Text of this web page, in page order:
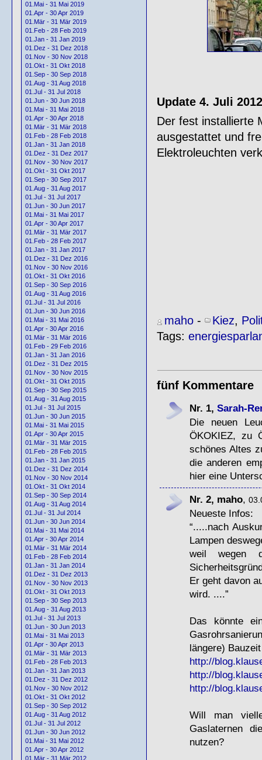
01.Mai - 31 Mai 2019
01.Apr - 30 Apr 2019
01.Mär - 31 Mär 2019
01.Feb - 28 Feb 2019
01.Jan - 31 Jan 2019
01.Dez - 31 Dez 2018
01.Nov - 30 Nov 2018
01.Okt - 31 Okt 2018
01.Sep - 30 Sep 2018
01.Aug - 31 Aug 2018
01.Jul - 31 Jul 2018
01.Jun - 30 Jun 2018
01.Mai - 31 Mai 2018
01.Apr - 30 Apr 2018
01.Mär - 31 Mär 2018
01.Feb - 28 Feb 2018
01.Jan - 31 Jan 2018
01.Dez - 31 Dez 2017
01.Nov - 30 Nov 2017
01.Okt - 31 Okt 2017
01.Sep - 30 Sep 2017
01.Aug - 31 Aug 2017
01.Jul - 31 Jul 2017
01.Jun - 30 Jun 2017
01.Mai - 31 Mai 2017
01.Apr - 30 Apr 2017
01.Mär - 31 Mär 2017
01.Feb - 28 Feb 2017
01.Jan - 31 Jan 2017
01.Dez - 31 Dez 2016
01.Nov - 30 Nov 2016
01.Okt - 31 Okt 2016
01.Sep - 30 Sep 2016
01.Aug - 31 Aug 2016
01.Jul - 31 Jul 2016
01.Jun - 30 Jun 2016
01.Mai - 31 Mai 2016
01.Apr - 30 Apr 2016
01.Mär - 31 Mär 2016
01.Feb - 29 Feb 2016
01.Jan - 31 Jan 2016
01.Dez - 31 Dez 2015
01.Nov - 30 Nov 2015
01.Okt - 31 Okt 2015
01.Sep - 30 Sep 2015
01.Aug - 31 Aug 2015
01.Jul - 31 Jul 2015
01.Jun - 30 Jun 2015
01.Mai - 31 Mai 2015
01.Apr - 30 Apr 2015
01.Mär - 31 Mär 2015
01.Feb - 28 Feb 2015
01.Jan - 31 Jan 2015
01.Dez - 31 Dez 2014
01.Nov - 30 Nov 2014
01.Okt - 31 Okt 2014
01.Sep - 30 Sep 2014
01.Aug - 31 Aug 2014
01.Jul - 31 Jul 2014
01.Jun - 30 Jun 2014
01.Mai - 31 Mai 2014
01.Apr - 30 Apr 2014
01.Mär - 31 Mär 2014
01.Feb - 28 Feb 2014
01.Jan - 31 Jan 2014
01.Dez - 31 Dez 2013
01.Nov - 30 Nov 2013
01.Okt - 31 Okt 2013
01.Sep - 30 Sep 2013
01.Aug - 31 Aug 2013
01.Jul - 31 Jul 2013
01.Jun - 30 Jun 2013
01.Mai - 31 Mai 2013
01.Apr - 30 Apr 2013
01.Mär - 31 Mär 2013
01.Feb - 28 Feb 2013
01.Jan - 31 Jan 2013
01.Dez - 31 Dez 2012
01.Nov - 30 Nov 2012
01.Okt - 31 Okt 2012
01.Sep - 30 Sep 2012
01.Aug - 31 Aug 2012
01.Jul - 31 Jul 2012
01.Jun - 30 Jun 2012
01.Mai - 31 Mai 2012
01.Apr - 30 Apr 2012
01.Mär - 31 Mär 2012
Update 4. Juli 2012
Der fest installierte
ausgestattet und
Elektroleuchten
maho- Kiez,
Tags:
fünf Kommentare
Nr. 1, Sarah-
Die neuen
ÖKOKIEZ, zu
schönes Altes
die anderen
hier eine
Nr. 2, maho,
Neueste Infos:
“.....nach
Lampen
weil wegen
Er geht davon
wird. ....”
Das könnte
längere)
http://
http://
http://
Will man
Gaslaternen
nutzen?